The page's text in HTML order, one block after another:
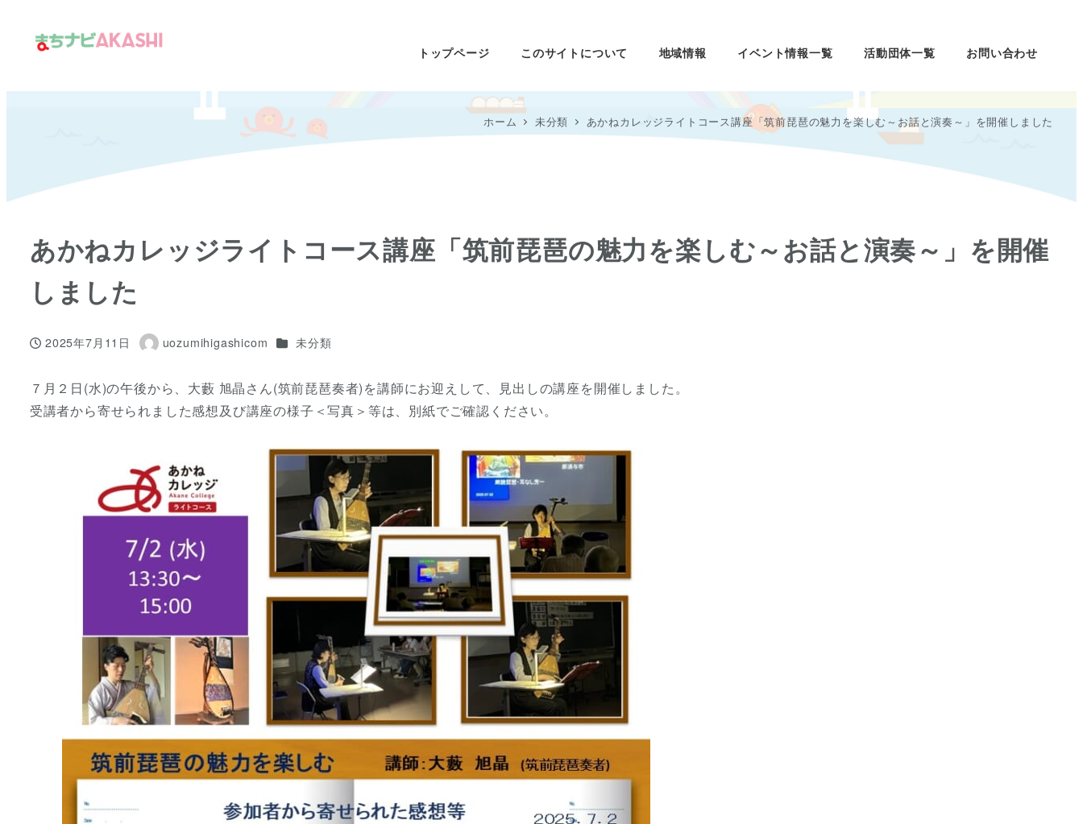
へ
トップページ このサイトについて 地域情報 イベント情報一覧 活動団体一覧 お問い合わせ
ホーム 未分類 あかねカレッジライトコース講座「筑前琵琶の魅力を楽しむ～お話と演奏～」を開催しました
あかねカレッジライトコース講座「筑前琵琶の魅力を楽しむ～お話と演奏～」を開催
しました
投稿日
2025年7月11日
著
uozumihigashicom カテゴリー
未分類
７月２日(水)の午後から、大藪 旭晶さん(筑前琵琶奏者)を講師にお迎えして、見出しの講座を開催しました。
受講者から寄せられました感想及び講座の様子＜写真＞等は、別紙でご確認ください。